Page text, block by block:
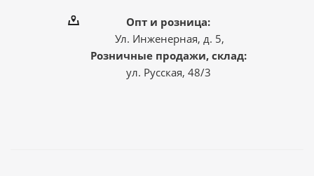
Опт и розница:
Ул. Инженерная, д. 5,
Розничные продажи, склад:
ул. Русская, 48/3